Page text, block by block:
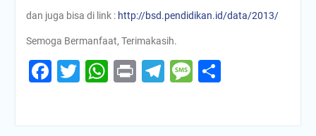
dan juga bisa di link : http://bsd.pendidikan.id/data/2013/
Semoga Bermanfaat, Terimakasih.
Facebook
Twitter
WhatsApp
PrintTelegram
Message
Share